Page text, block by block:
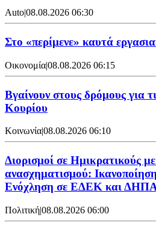
Auto|08.08.2026 06:30
Στο «περίμενε» καυτά
Οικονομία|08.08.2026 06:15
Βγαίνουν στους δρόμους για
Κουρίου
Κοινωνία|08.08.2026 06:10
Διορισμοί σε Ημικρατικούς
ανασχηματισμού:
Ενόχληση σε ΕΔΕΚ και
Πολιτική|08.08.2026 06:00